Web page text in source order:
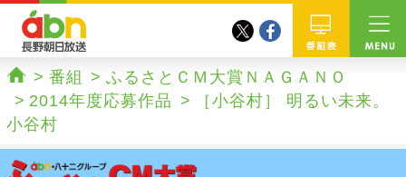
twitterfacebook
ホーム
番組
ふるさとＣＭ大賞ＮＡＧＡＮＯ
2014年度応募作品
［小谷村］ 明るい未来。
小谷村